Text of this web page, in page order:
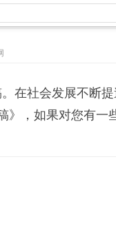
在社会发展不断
，如果对您有一